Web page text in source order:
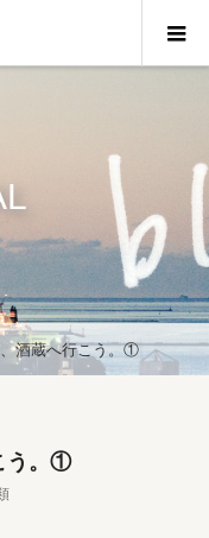
酒蔵へ行こう。①
う。①